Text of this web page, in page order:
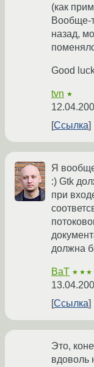
(как
Вообще-
назад,
Good
tvn ★
Ссылка
Я
:) Gtk
при
должна
BaT
Ссылка
Это,
вдоволь